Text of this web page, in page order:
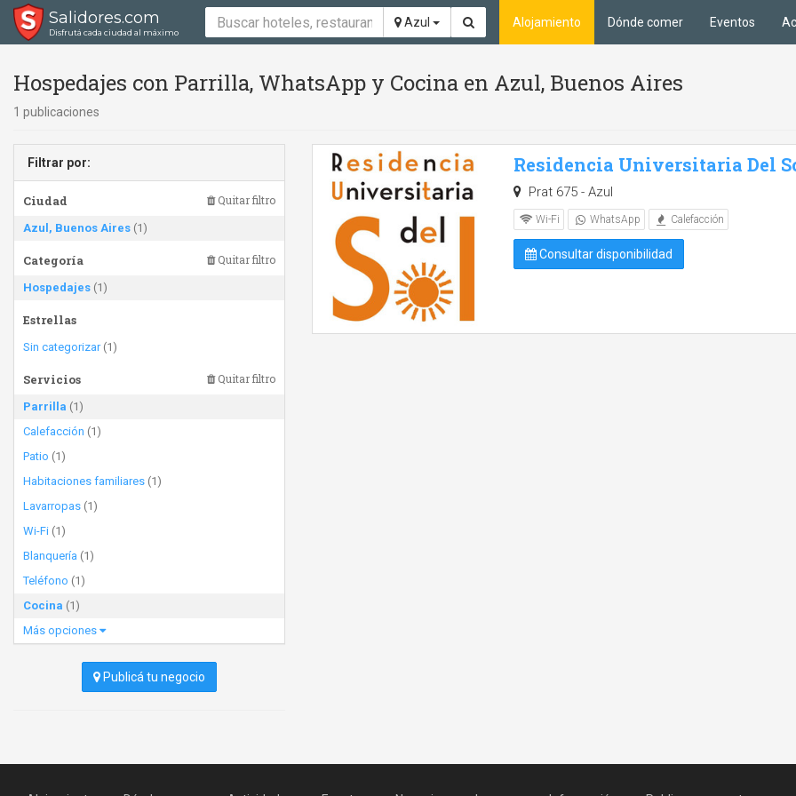
Salidores.com
Disfrutá cada ciudad al máximo
Azul Alojamiento Dónde comer Eventos
Hospedajes con Parrilla, WhatsApp y Cocina en Azul, Buenos Aires
1 publicaciones
Filtrar por:
Ciudad Quitar filtro
Azul, Buenos Aires (1)
Categoría Quitar filtro
Hospedajes (1)
Estrellas
Sin categorizar(1)
Servicios Quitar filtro
Parrilla (1)
Calefacción (1)
Patio (1)
Habitaciones familiares (1)
Lavarropas (1)
Wi-Fi (1)
Blanquería (1)
Teléfono (1)
Cocina (1)
Más opciones
Publicá tu negocio
Residencia Universitaria Del
Prat 675 - Azul
Wi-Fi WhatsApp Calefacción
Consultar disponibilidad